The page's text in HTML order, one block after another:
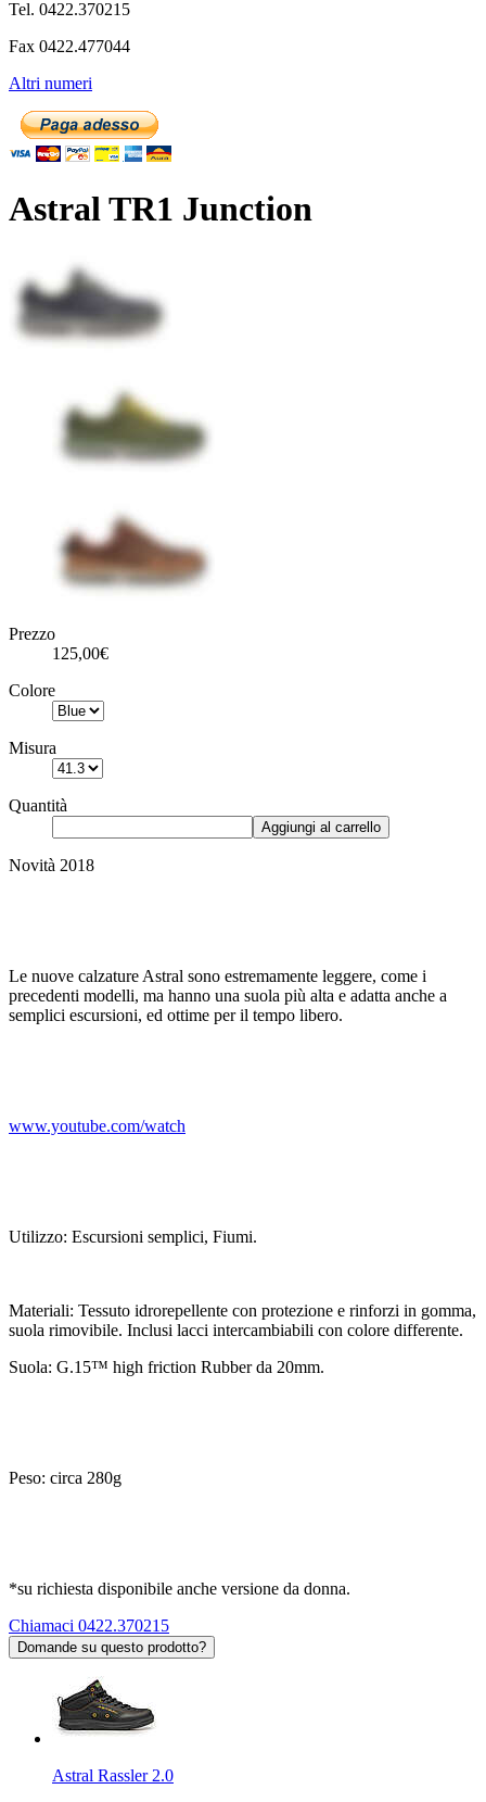
Tel. 0422.370215
Fax 0422.477044
Altri numeri
Astral TR1 Junction
Prezzo
125,00€
Colore
Misura
Quantità
Aggiungi al carrello
Novità 2018
Le nuove calzature Astral sono estremamente leggere, come i
precedenti modelli, ma hanno una suola più alta e adatta anche a
semplici escursioni, ed ottime per il tempo libero.
www.youtube.com/watch
Utilizzo: Escursioni semplici, Fiumi.
Materiali: Tessuto idrorepellente con protezione e rinforzi in gomma,
suola rimovibile. Inclusi lacci intercambiabili con colore differente.
Suola: G.15™ high friction Rubber da 20mm.
Peso: circa 280g
*su richiesta disponibile anche versione da donna.
Chiamaci 0422.370215
Domande su questo prodotto?
Astral Rassler 2.0